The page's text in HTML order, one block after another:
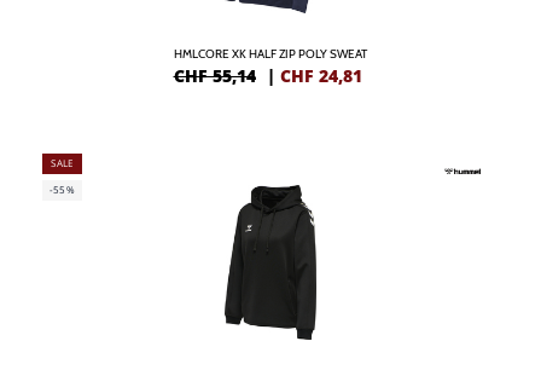
HMLCORE XK HALF ZIP POLY SWEAT
CHF 55,14 | CHF 24,81
SALE
-55%